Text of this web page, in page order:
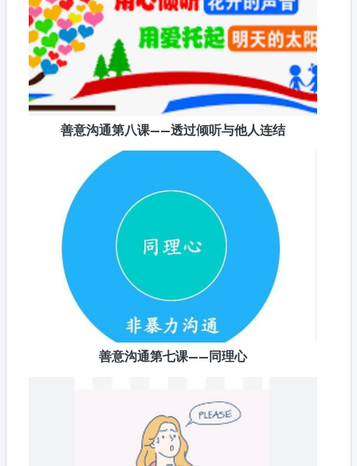
善意沟通第八课——透过倾听与他人连结
善意沟通第七课——同理心